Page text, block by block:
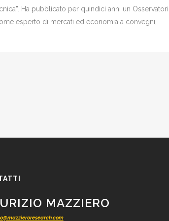
Ha pubblicato per quindici anni un
esperto di mercati ed economia a convegni,
MAZZIERO